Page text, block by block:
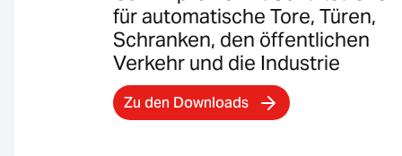
für automatische Tore, Türen,
Schranken, den öffentlichen
Verkehr und die Industrie
Zu den Downloads